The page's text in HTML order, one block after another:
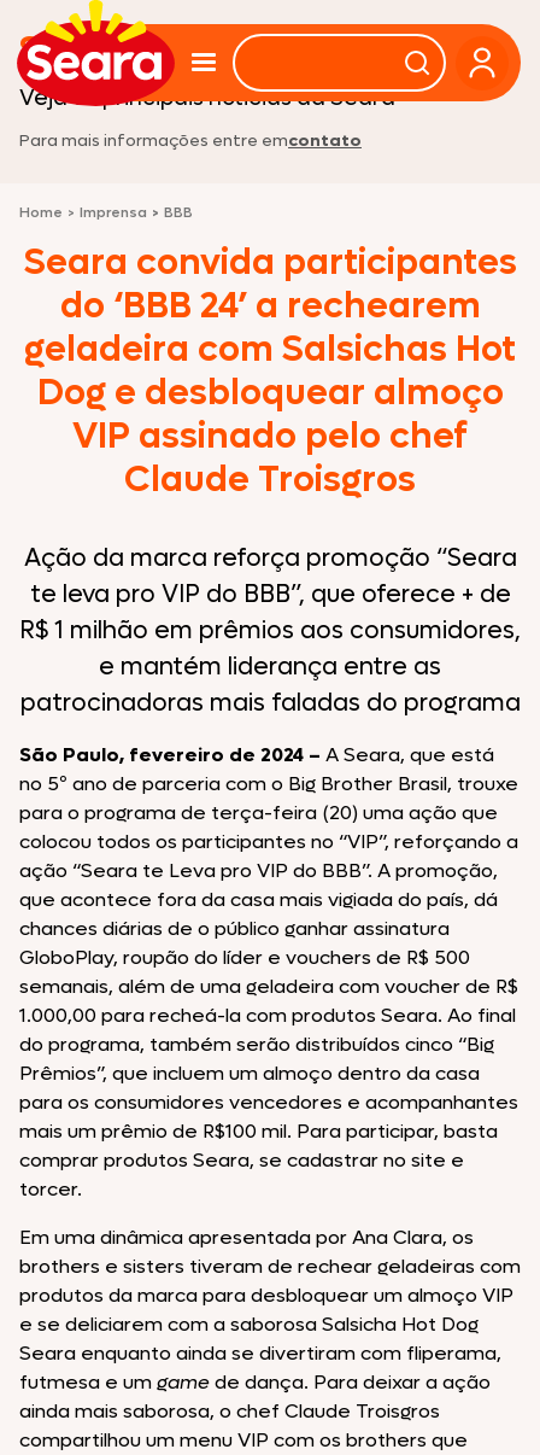
Sala de imprensa
Veja as principais noticias da Seara
Para mais informações entre emcontato
Home > Imprensa > BBB
Seara convida participantes
do ‘BBB 24’ a rechearem
geladeira com Salsichas Hot
Dog e desbloquear almoço
VIP assinado pelo chef
Claude Troisgros
Ação da marca reforça promoção “Seara
te leva pro VIP do BBB”, que oferece + de
R$ 1 milhão em prêmios aos consumidores,
e mantém liderança entre as
patrocinadoras mais faladas do programa
São Paulo, fevereiro de 2024 – A Seara, que está
no 5º ano de parceria com o Big Brother Brasil, trouxe
para o programa de terça-feira (20) uma ação que
colocou todos os participantes no “VIP”, reforçando a
ação “Seara te Leva pro VIP do BBB”. A promoção,
que acontece fora da casa mais vigiada do país, dá
chances diárias de o público ganhar assinatura
GloboPlay, roupão do líder e vouchers de R$ 500
semanais, além de uma geladeira com voucher de R$
1.000,00 para recheá-la com produtos Seara. Ao final
do programa, também serão distribuídos cinco “Big
Prêmios”, que incluem um almoço dentro da casa
para os consumidores vencedores e acompanhantes
mais um prêmio de R$100 mil. Para participar, basta
comprar produtos Seara, se cadastrar no site e
torcer.
Em uma dinâmica apresentada por Ana Clara, os
brothers e sisters tiveram de rechear geladeiras com
produtos da marca para desbloquear um almoço VIP
e se deliciarem com a saborosa Salsicha Hot Dog
Seara enquanto ainda se divertiram com fliperama,
futmesa e umgamede dança. Para deixar a ação
ainda mais saborosa, o chef Claude Troisgros
compartilhou um menu VIP com os brothers que